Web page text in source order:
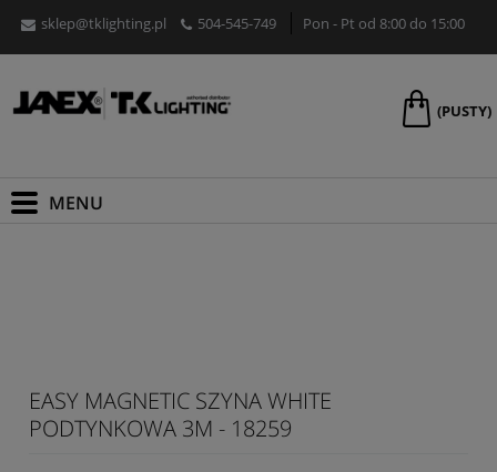
sklep@tklighting.pl 504-545-749 Pon - Pt od 8:00 do 15:00
(PUSTY)
EASY MAGNETIC SZYNA WHITE
PODTYNKOWA 3M - 18259